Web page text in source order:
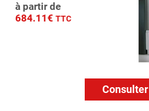
à partir de
684.11€ TTC
Consulter